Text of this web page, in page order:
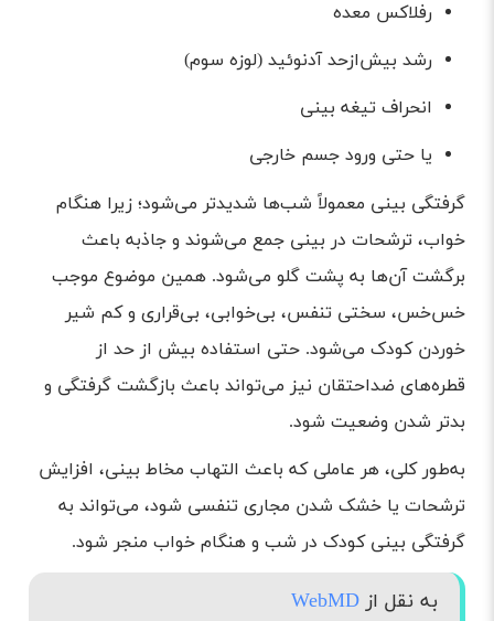
رفلاکس معده
رشد بیش‌ازحد آدنوئید (لوزه سوم)
انحراف تیغه بینی
یا حتی ورود جسم خارجی
گرفتگی بینی معمولاً شب‌ها شدیدتر می‌شود؛ زیرا هنگام
خواب، ترشحات در بینی جمع می‌شوند و جاذبه باعث
برگشت آن‌ها به پشت گلو می‌شود. همین موضوع موجب
خس‌خس، سختی تنفس، بی‌خوابی، بی‌قراری و کم شیر
خوردن کودک می‌شود. حتی استفاده بیش از حد از
قطره‌های ضداحتقان نیز می‌تواند باعث بازگشت گرفتگی و
بدتر شدن وضعیت شود.
به‌طور کلی، هر عاملی که باعث التهاب مخاط بینی، افزایش
ترشحات یا خشک شدن مجاری تنفسی شود، می‌تواند به
گرفتگی بینی کودک در شب و هنگام خواب منجر شود.
به نقل ازWebMD